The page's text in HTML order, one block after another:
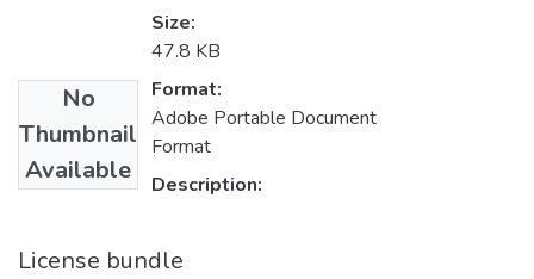
No
Thumbnail
Available
Size:
47.8 KB
Format:
Adobe Portable Document
Format
Description:
License bundle